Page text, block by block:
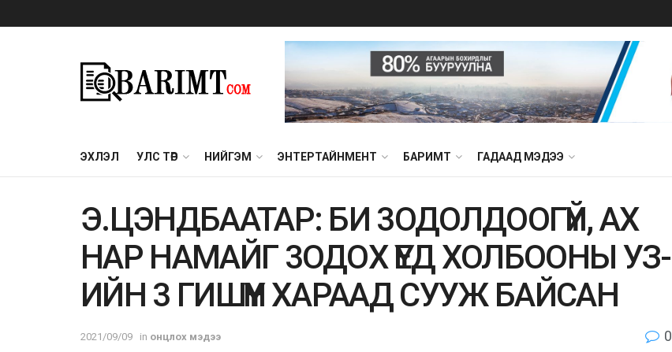
ЭХЛЭЛ УЛС ТӨР НИЙГЭМ ЭНТЕРТАЙНМЕНТ БАРИМТ ГАДААД МЭДЭЭ
Э.ЦЭНДБААТАР: БИ 3ОДОЛДООГҮЙ, АХ
НАР НАМАЙГ 3ОДОХ ҮЕД ХОЛБООНЫ УЗ-
ИЙН 3 ГИШҮҮН ХАРААД СУУЖ БАЙСАН
2021/09/09 in онцлох мэдээ 0